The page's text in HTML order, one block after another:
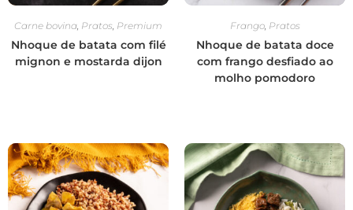
Carne bovina Pratos Premium
Nhoque de batata com filé
mignon e mostarda dijon
Frango, Pratos
Nhoque de batata doce
com frango desfiado ao
molho pomodoro